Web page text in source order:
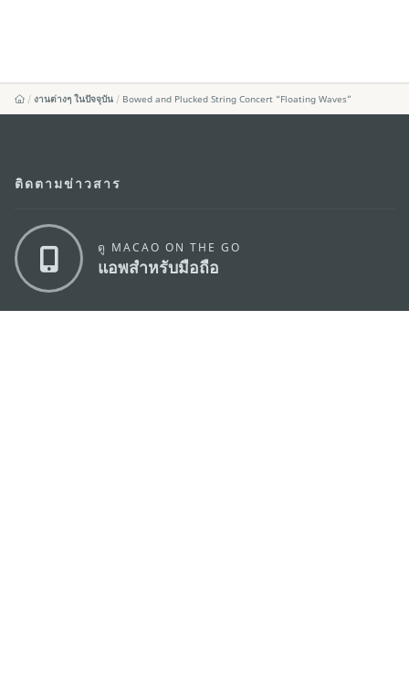
งานต่างๆ ในปัจจุบัน Bowed and Plucked String Concert “Floating Waves”
ติดตามข่าวสาร
ดู MACAO ON THE GO
แอพสำหรับมือถือ